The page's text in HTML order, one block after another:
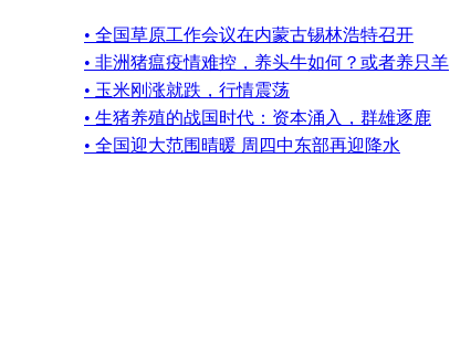
• 全国草原工作会议在内蒙古锡林浩特召开
• 非洲猪瘟疫情难控，养头牛如何？或者养只羊
• 玉米刚涨就跌，行情震荡
• 生猪养殖的战国时代：资本涌入，群雄逐鹿
• 全国迎大范围晴暖 周四中东部再迎降水